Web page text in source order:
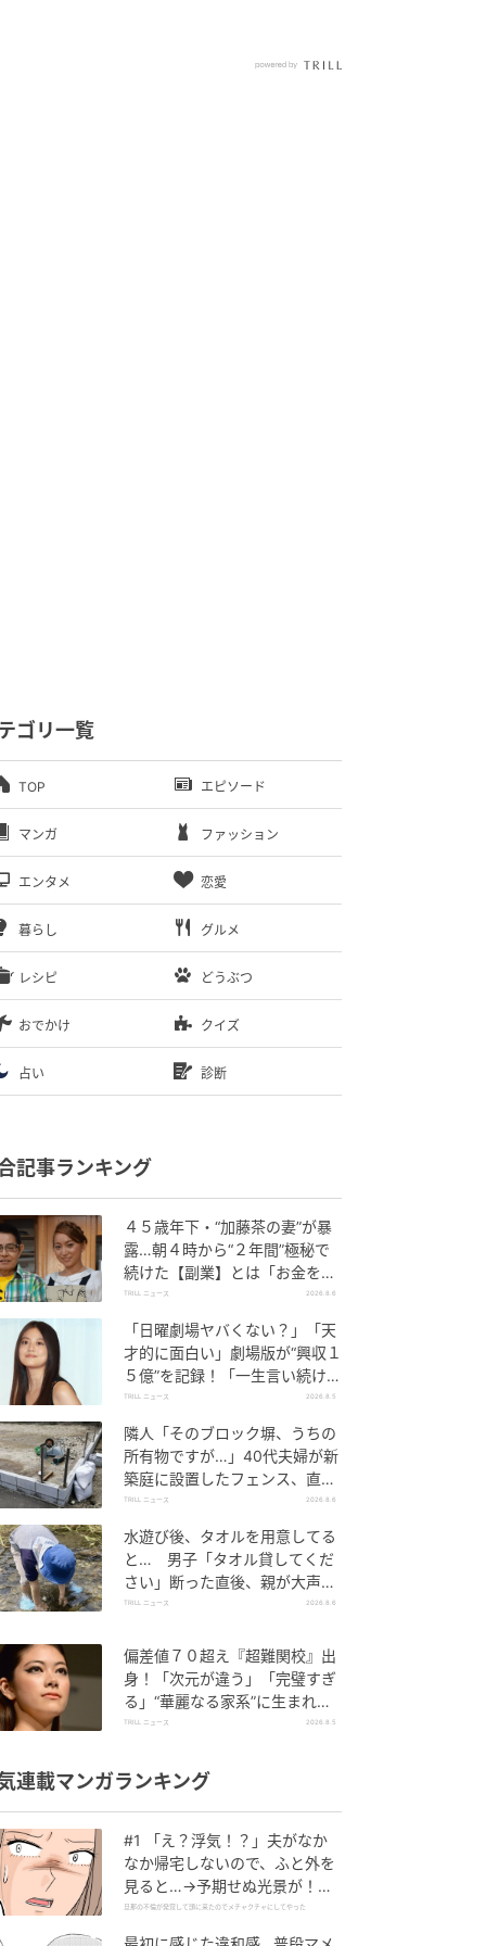
ゴリ一覧
TOP エピソード
マンガ ファッション
エンタメ 恋愛
暮らし グルメ
レシピ どうぶつ
おでかけ クイズ
占い 診断
記事ランキング
４５歳年下・“加藤茶の妻”が暴
露…朝４時から“２年間”極秘で
続けた【副業】とは「お金を稼
ぐのって大変」
TRILL ニュース 2026.8.6
「日曜劇場ヤバくない？」「天
才的に面白い」劇場版が“興収１
５億”を記録！「一生言い続け
る」放送後も続く“切望の声”
TRILL ニュース 2026.8.5
隣人「そのブロック塀、うちの
所有物ですが…」40代夫婦が新
築庭に設置したフェンス、直後
に迫られた"顛末"
TRILL ニュース 2026.8.6
水遊び後、タオルを用意してる
と… 男子「タオル貸してくだ
さい」断った直後、親が大声で
放った一言に絶句
TRILL ニュース 2026.8.6
偏差値７０超え『超難関校』出
身！「次元が違う」「完璧すぎ
る」“華麗なる家系”に生まれた
【規格外の逸材】
TRILL ニュース 2026.8.5
連載マンガランキング
#1 「え？浮気！？」夫がなか
なか帰宅しないので、ふと外を
見ると…→予期せぬ光景が！｜
旦那の不倫が発覚して頭に来た
旦那の不倫が発覚して頭に来たのでメチャクチャにしてやった